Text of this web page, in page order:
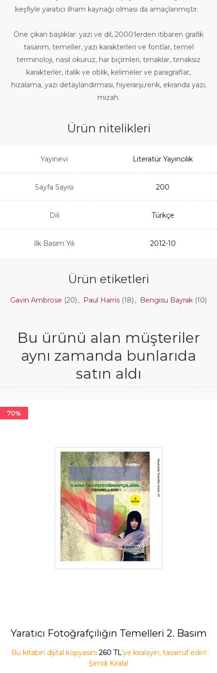
keşfiyle yaratıcı ilham kaynağı olması da amaçlanmıştır.
Öne çıkan başlıklar: yazı ve dil, 2000’lerden itibaren grafik
tasarım, temeller, yazı karakterleri ve fontlar, temel
terminoloji, nasıl okuruz, har biçimleri, tırnaklar, tırnaksız
karakterler, italik ve oblik, kelimeler ve paragraflar,
hizalama, yazı detaylandırması, hiyerarşi,renk, ekranda yazı,
mizah.
Ürün nitelikleri
Yayınevi Literatür Yayıncılık
Sayfa Sayısı 200
Dili Türkçe
İlk Basım Yılı 2012-10
Ürün etiketleri
Gavin Ambrose (20) , Paul Harris (18) , Bengisu Bayrak (10)
Bu ürünü alan müşteriler
aynı zamanda bunlarıda
satın aldı
70%
Yaratıcı Fotoğrafçılığın Temelleri 2. Basım
Bu kitabın dijital kopyasını 260 TL'ye kiralayın, tasarruf edin!
Şimdi Kirala!